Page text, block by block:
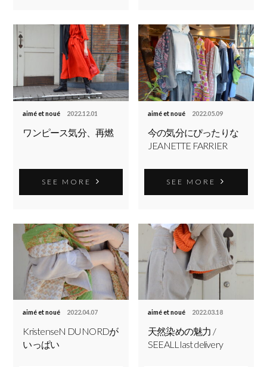
aimé et noué 2022.12.01
ワンピース気分、再燃
SEE MORE
aimé et noué 2022.05.09
今の気分にぴったりな
JEANETTE FARRIER
SEE MORE
aimé et noué 2022.04.07
KristenseN DU NORDが
いっぱい
aimé et noué 2022.03.18
天然染めの魅力 /
SEEALL last delivery